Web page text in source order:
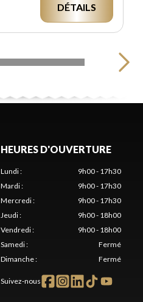
DÉTAILS
HEURES D'OUVERTURE
Lundi:
9h00 - 17h30
Mardi:
9h00 - 17h30
Mercredi:
9h00 - 17h30
Jeudi:
9h00 - 18h00
Vendredi:
9h00 - 18h00
Samedi:
Fermé
Dimanche: Fermé
Suivez-nous